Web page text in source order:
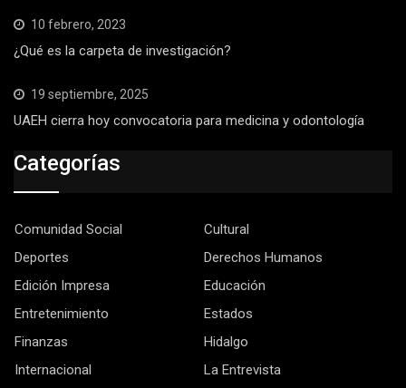
10 febrero, 2023
¿Qué es la carpeta de investigación?
19 septiembre, 2025
UAEH cierra hoy convocatoria para medicina y odontología
Categorías
Comunidad Social
Cultural
Deportes
Derechos Humanos
Edición Impresa
Educación
Entretenimiento
Estados
Finanzas
Hidalgo
Internacional
La Entrevista